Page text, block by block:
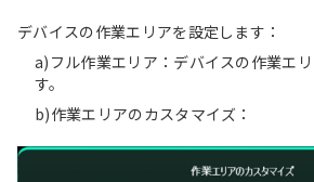
デバイスの作業エリアを設定します：
a)フル作業エリア：デバイスの作業エ
す。
b)作業エリアのカスタマイズ：